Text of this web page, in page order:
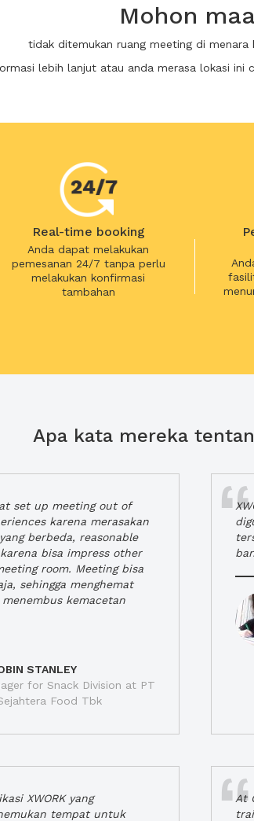
Mohon
tidak ditemukan ruang meeting di menara
lebih lanjut atau anda merasa lokasi
Real-time booking
Anda dapat melakukan
pemesanan 24/7 tanpa perlu
melakukan konfirmasi
tambahan
Apa kata mereka
set up meeting out of
karena merasakan
berbeda, reasonable
bisa impress other
room. Meeting bisa
sehingga menghemat
kemacetan
STANLEY
for Snack Division at PT
Food Tbk
XWORK yang
tempat untuk
At